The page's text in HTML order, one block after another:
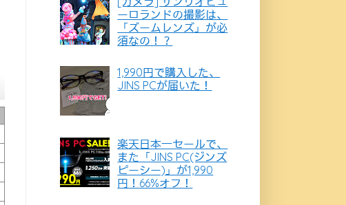
ーロランドの撮影は、
「ズームレンズ」が必
須なの！？
1,990円で購入した、
JINS PCが届いた！
楽天日本一セールで、
また「JINS PC(ジンズ
ピーシー)」が1,990
円！66%オフ！